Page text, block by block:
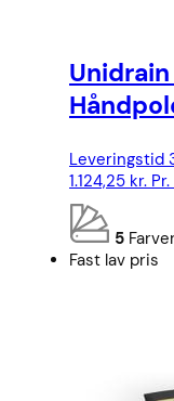
Leveringstid
1.124,25 kr.
5
Fast lav pris